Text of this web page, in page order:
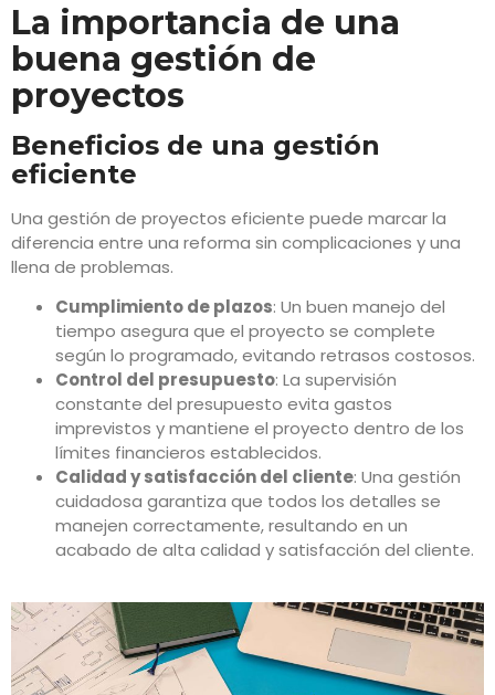
La importancia de una
buena gestión de
proyectos
Beneficios de una gestión
eficiente
Una gestión de proyectos eficiente puede marcar la
diferencia entre una reforma sin complicaciones y una
llena de problemas.
Cumplimiento de plazos: Un buen manejo del
tiempo asegura que el proyecto se complete
según lo programado, evitando retrasos costosos.
Control del presupuesto: La supervisión
constante del presupuesto evita gastos
imprevistos y mantiene el proyecto dentro de los
límites financieros establecidos.
Calidad y satisfacción del cliente: Una gestión
cuidadosa garantiza que todos los detalles se
manejen correctamente, resultando en un
acabado de alta calidad y satisfacción del cliente.